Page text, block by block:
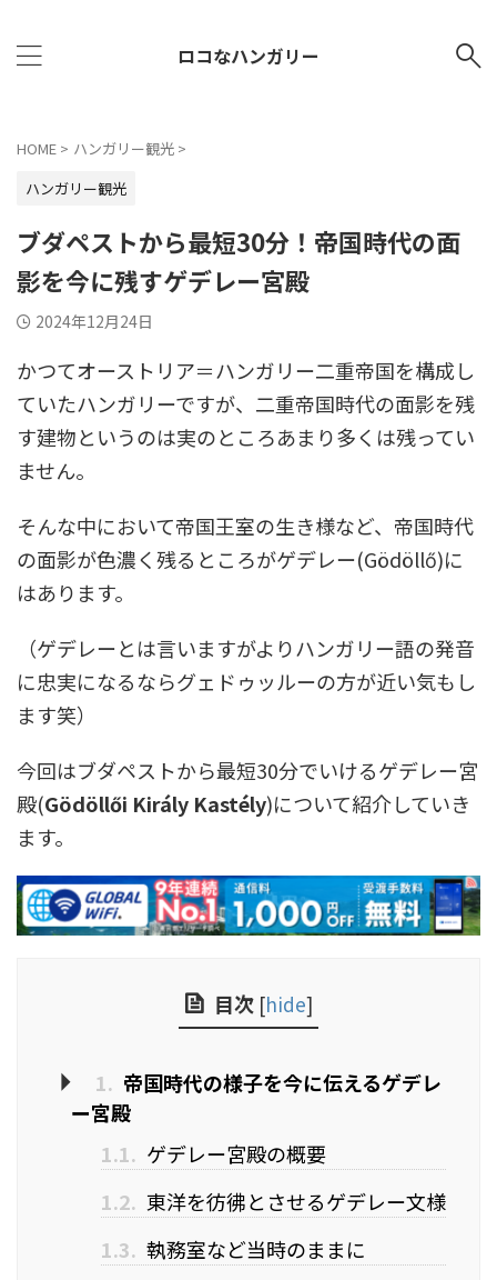
ロコなハンガリー
HOME > ハンガリー観光 >
ハンガリー観光
ブダペストから最短30分！帝国時代の面
影を今に残すゲデレー宮殿
2024年12月24日
かつてオーストリア＝ハンガリー二重帝国を構成し
ていたハンガリーですが、二重帝国時代の面影を残
す建物というのは実のところあまり多くは残ってい
ません。
そんな中において帝国王室の生き様など、帝国時代
の面影が色濃く残るところがゲデレー(Gödöllő)に
はあります。
（ゲデレーとは言いますがよりハンガリー語の発音
に忠実になるならグェドゥッルーの方が近い気もし
ます笑）
今回はブダペストから最短30分でいけるゲデレー宮
殿(Gödöllői Király Kastély)について紹介していき
ます。
目次 [hide]
1. 帝国時代の様子を今に伝えるゲデレ
ー宮殿
1.1. ゲデレー宮殿の概要
1.2. 東洋を彷彿とさせるゲデレー文様
1.3. 執務室など当時のままに